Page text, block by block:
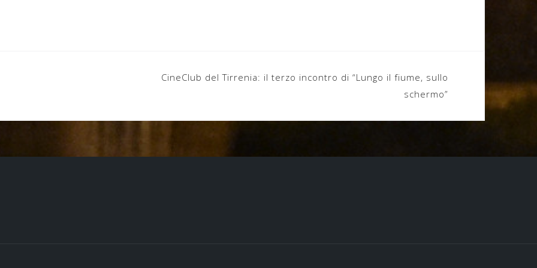
CineClub del Tirrenia: il terzo incontro di “Lungo il fiume, sullo
schermo”